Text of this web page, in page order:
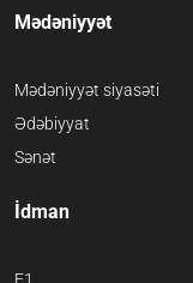
Mədəniyyət
Mədəniyyət siyasəti
Ədəbiyyat
Sənət
İdman
F1